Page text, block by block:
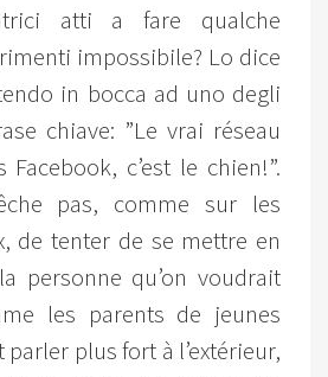
atti a fare qualche
impossibile? Lo dice
in bocca ad uno degli
chiave: ”Le vrai réseau
Facebook, c’est le chien!”.
pas, comme sur les
de tenter de se mettre en
personne qu’on voudrait
les parents de jeunes
plus fort à l’extérieur,